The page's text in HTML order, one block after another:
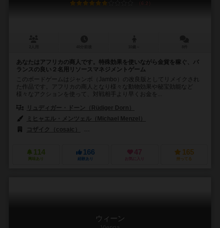
6.2
あなたはアフリカの商人です。特殊効果を使いながら金貨を稼ぐ、バ
ランスの良い２名用リソースマネジメントゲーム
このボードゲームはジャンボ（Jambo）の改良版としてリメイクされ
た作品です。アフリカの商人となり様々な動物効果や秘宝効能など
様々なアクションを使って、対戦相手より早くお金を...
リュディガー・ドーン（Rüdiger Dorn）
ミヒャエル・メンツェル（Michael Menzel）
コザイク（cosaic）
114
興味あり
166
経験あり
47
お気に入り
165
持ってる
ウィーン